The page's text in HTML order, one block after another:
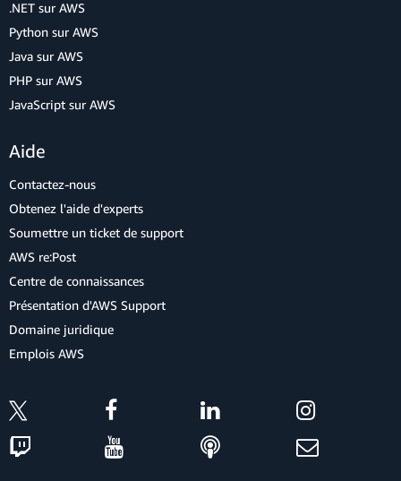
.NET sur AWS
Python sur AWS
Java sur AWS
PHP sur AWS
JavaScript sur AWS
Aide
Contactez-nous
Obtenez l'aide d'experts
Soumettre un ticket de support
AWS re:Post
Centre de connaissances
Présentation d'AWS Support
Domaine juridique
Emplois AWS